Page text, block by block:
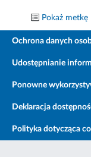
Pokaż metkę
Ochrona danych
Udostępnianie
Ponowne
Deklaracja
Polityka dotycząca